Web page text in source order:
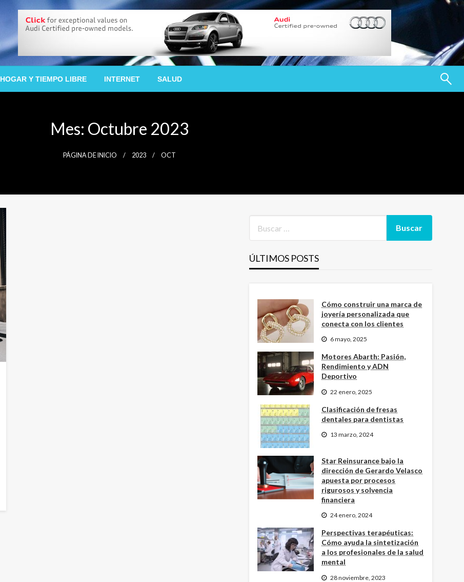
HOGAR Y TIEMPO LIBRE INTERNET SALUD
Mes: Octubre 2023
PÁGINA DE INICIO 2023 OCT
ÚLTIMOS POSTS
Cómo construir una marca de
joyería personalizada que
conecta con los clientes
6 mayo, 2025
Motores Abarth: Pasión,
Rendimiento y ADN
Deportivo
22 enero, 2025
Clasificación de fresas
dentales para dentistas
13 marzo, 2024
Star Reinsurance bajo la
dirección de Gerardo Velasco
apuesta por procesos
rigurosos y solvencia
financiera
24 enero, 2024
Perspectivas terapéuticas:
Cómo ayuda la sintetización
a los profesionales de la salud
mental
28 noviembre, 2023